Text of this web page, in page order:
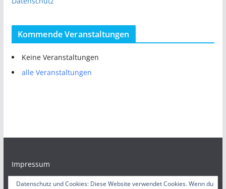
Kommende Veranstaltungen
Keine Veranstaltungen
alle Veranstaltungen
Impressum
Datenschutz und Cookies: Diese Website verwendet Cookies. Wenn du